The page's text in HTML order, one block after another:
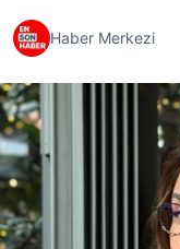
Haber Merkezi